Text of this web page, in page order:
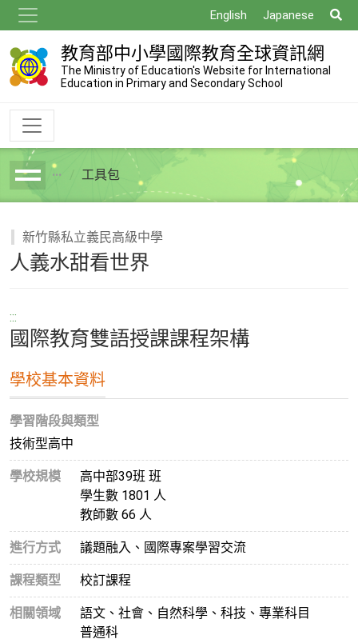
到
主
要
內
English Japanese
尋
教育部中小學國際教育全球資訊網
The Ministry of Education's Website for International
Education in Primary and Secondary School
breadcrumb工具包
新竹縣私立義民高級中學
人義水甜看世界
:::
國際教育雙語授課課程架構
學校基本資料
學習階段與類型
技術型高中
學校規模
高中部39班 班
學生數 1801 人
教師數 66 人
進行方式 議題融入、國際專案學習交流
課程類型 校訂課程
相關領域
語文、社會、自然科學、科技、專業科目
普通科